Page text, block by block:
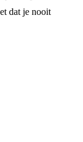
dat je nooit